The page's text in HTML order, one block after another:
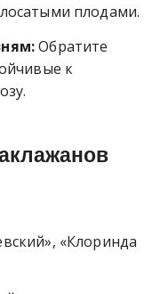
плодами.
Обратите
к
«Клоринда